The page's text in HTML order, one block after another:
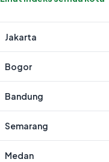
Jakarta
Bogor
Bandung
Semarang
Medan